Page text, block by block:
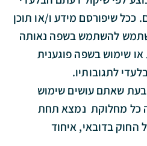
שיפורסם מידע ו/או תוכן
להשתמש בשפה נאותה
שימוש בשפה פוגענית
לתגובותיו.
שאתם עושים שימוש
כל מחלוקת נמצא תחת
החוק בדובאי, איחוד